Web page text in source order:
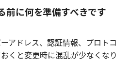
前に何を準備すべきです
アドレス、認証情報、プロトコ
くと変更時に混乱が少なくなり